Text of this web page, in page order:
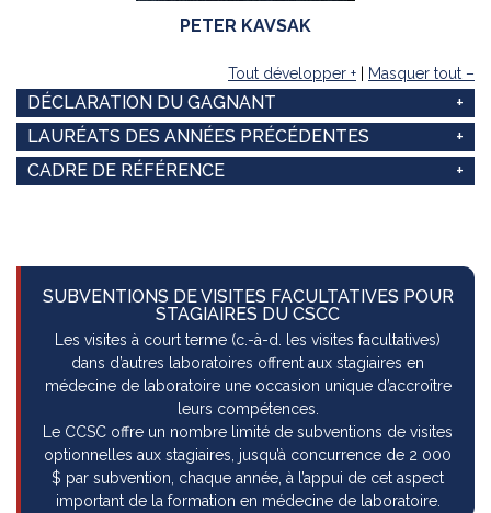
PETER KAVSAK
Tout développer + Masquer tout –
DÉCLARATION DU GAGNANT
LAURÉATS DES ANNÉES PRÉCÉDENTES
CADRE DE RÉFÉRENCE
SUBVENTIONS DE VISITES FACULTATIVES POUR
STAGIAIRES DU CSCC
Les visites à court terme (c.-à-d. les visites facultatives)
dans d’autres laboratoires offrent aux stagiaires en
médecine de laboratoire une occasion unique d’accroître
leurs compétences.
Le CCSC offre un nombre limité de subventions de visites
optionnelles aux stagiaires, jusqu’à concurrence de 2 000
$ par subvention, chaque année, à l’appui de cet aspect
important de la formation en médecine de laboratoire.